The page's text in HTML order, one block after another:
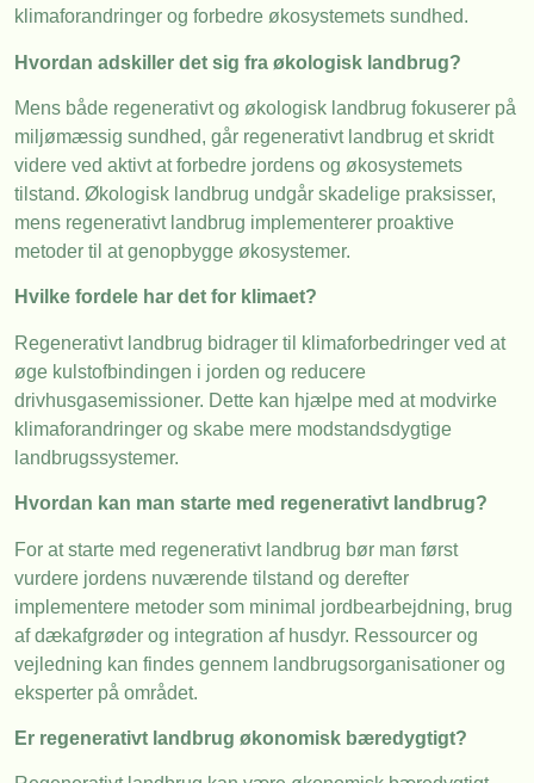
klimaforandringer og forbedre økosystemets sundhed.
Hvordan adskiller det sig fra økologisk landbrug?
Mens både regenerativt og økologisk landbrug fokuserer på
miljømæssig sundhed, går regenerativt landbrug et skridt
videre ved aktivt at forbedre jordens og økosystemets
tilstand. Økologisk landbrug undgår skadelige praksisser,
mens regenerativt landbrug implementerer proaktive
metoder til at genopbygge økosystemer.
Hvilke fordele har det for klimaet?
Regenerativt landbrug bidrager til klimaforbedringer ved at
øge kulstofbindingen i jorden og reducere
drivhusgasemissioner. Dette kan hjælpe med at modvirke
klimaforandringer og skabe mere modstandsdygtige
landbrugssystemer.
Hvordan kan man starte med regenerativt landbrug?
For at starte med regenerativt landbrug bør man først
vurdere jordens nuværende tilstand og derefter
implementere metoder som minimal jordbearbejdning, brug
af dækafgrøder og integration af husdyr. Ressourcer og
vejledning kan findes gennem landbrugsorganisationer og
eksperter på området.
Er regenerativt landbrug økonomisk bæredygtigt?